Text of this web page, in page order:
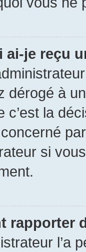
ai-je reçu
dérogé à
c’est la
concerné
si
rapporter
l’a